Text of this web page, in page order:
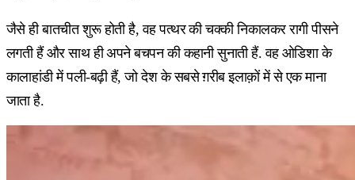
जैसे ही बातचीत शुरू होती है, वह पत्थर की चक्की निकालकर रागी पीसने
लगती हैं और साथ ही अपने बचपन की कहानी सुनाती हैं. वह ओडिशा के
कालाहांडी में पली-बढ़ी हैं, जो देश के सबसे ग़रीब इलाक़ों में से एक माना
जाता है.